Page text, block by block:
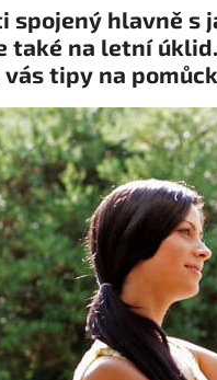
spojený hlavně s
také na letní
tipy na